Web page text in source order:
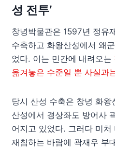
성 전투’
창녕박물관은 1597년 정유
수축하고 화왕산성에서 왜
었다. 이는 민간에 내려오는
옮겨놓은 수준일 뿐 사실과
당시 산성 수축은 창녕 화
산성에서 경상좌도 방어사
어지고 있었다. 그러다 미처
재침하는 바람에 곽재우 부